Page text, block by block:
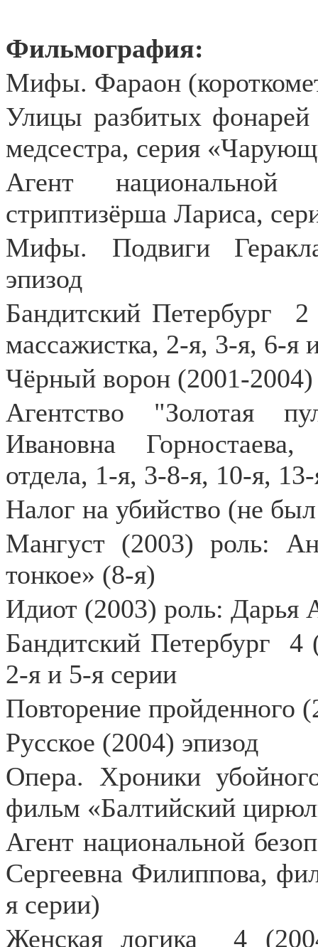
Фильмография:
Мифы. Фараон
Улицы разбитых фонарей
медсестра, серия
Агент национальной
стриптизёрша Лариса,
Мифы. Подвиги
эпизод
Бандитский Петербург
2
массажистка, 2-я, 3-я, 6-я
Чёрный ворон (2001-2004)
Агентство "Золотая
Ивановна Горностаева,
отдела, 1-я, 3-8-я, 10-я,
Налог на убийство (не
Мангуст (2003) роль:
тонкое» (8-я)
Идиот (2003) роль: Дарья
Бандитский Петербург
4
2-я и 5-я серии
Повторение пройденного
Русское (2004) эпизод
Опера. Хроники
фильм «Балтийский
Агент национальной
Сергеевна Филиппова,
я серии)
Женская логика
4